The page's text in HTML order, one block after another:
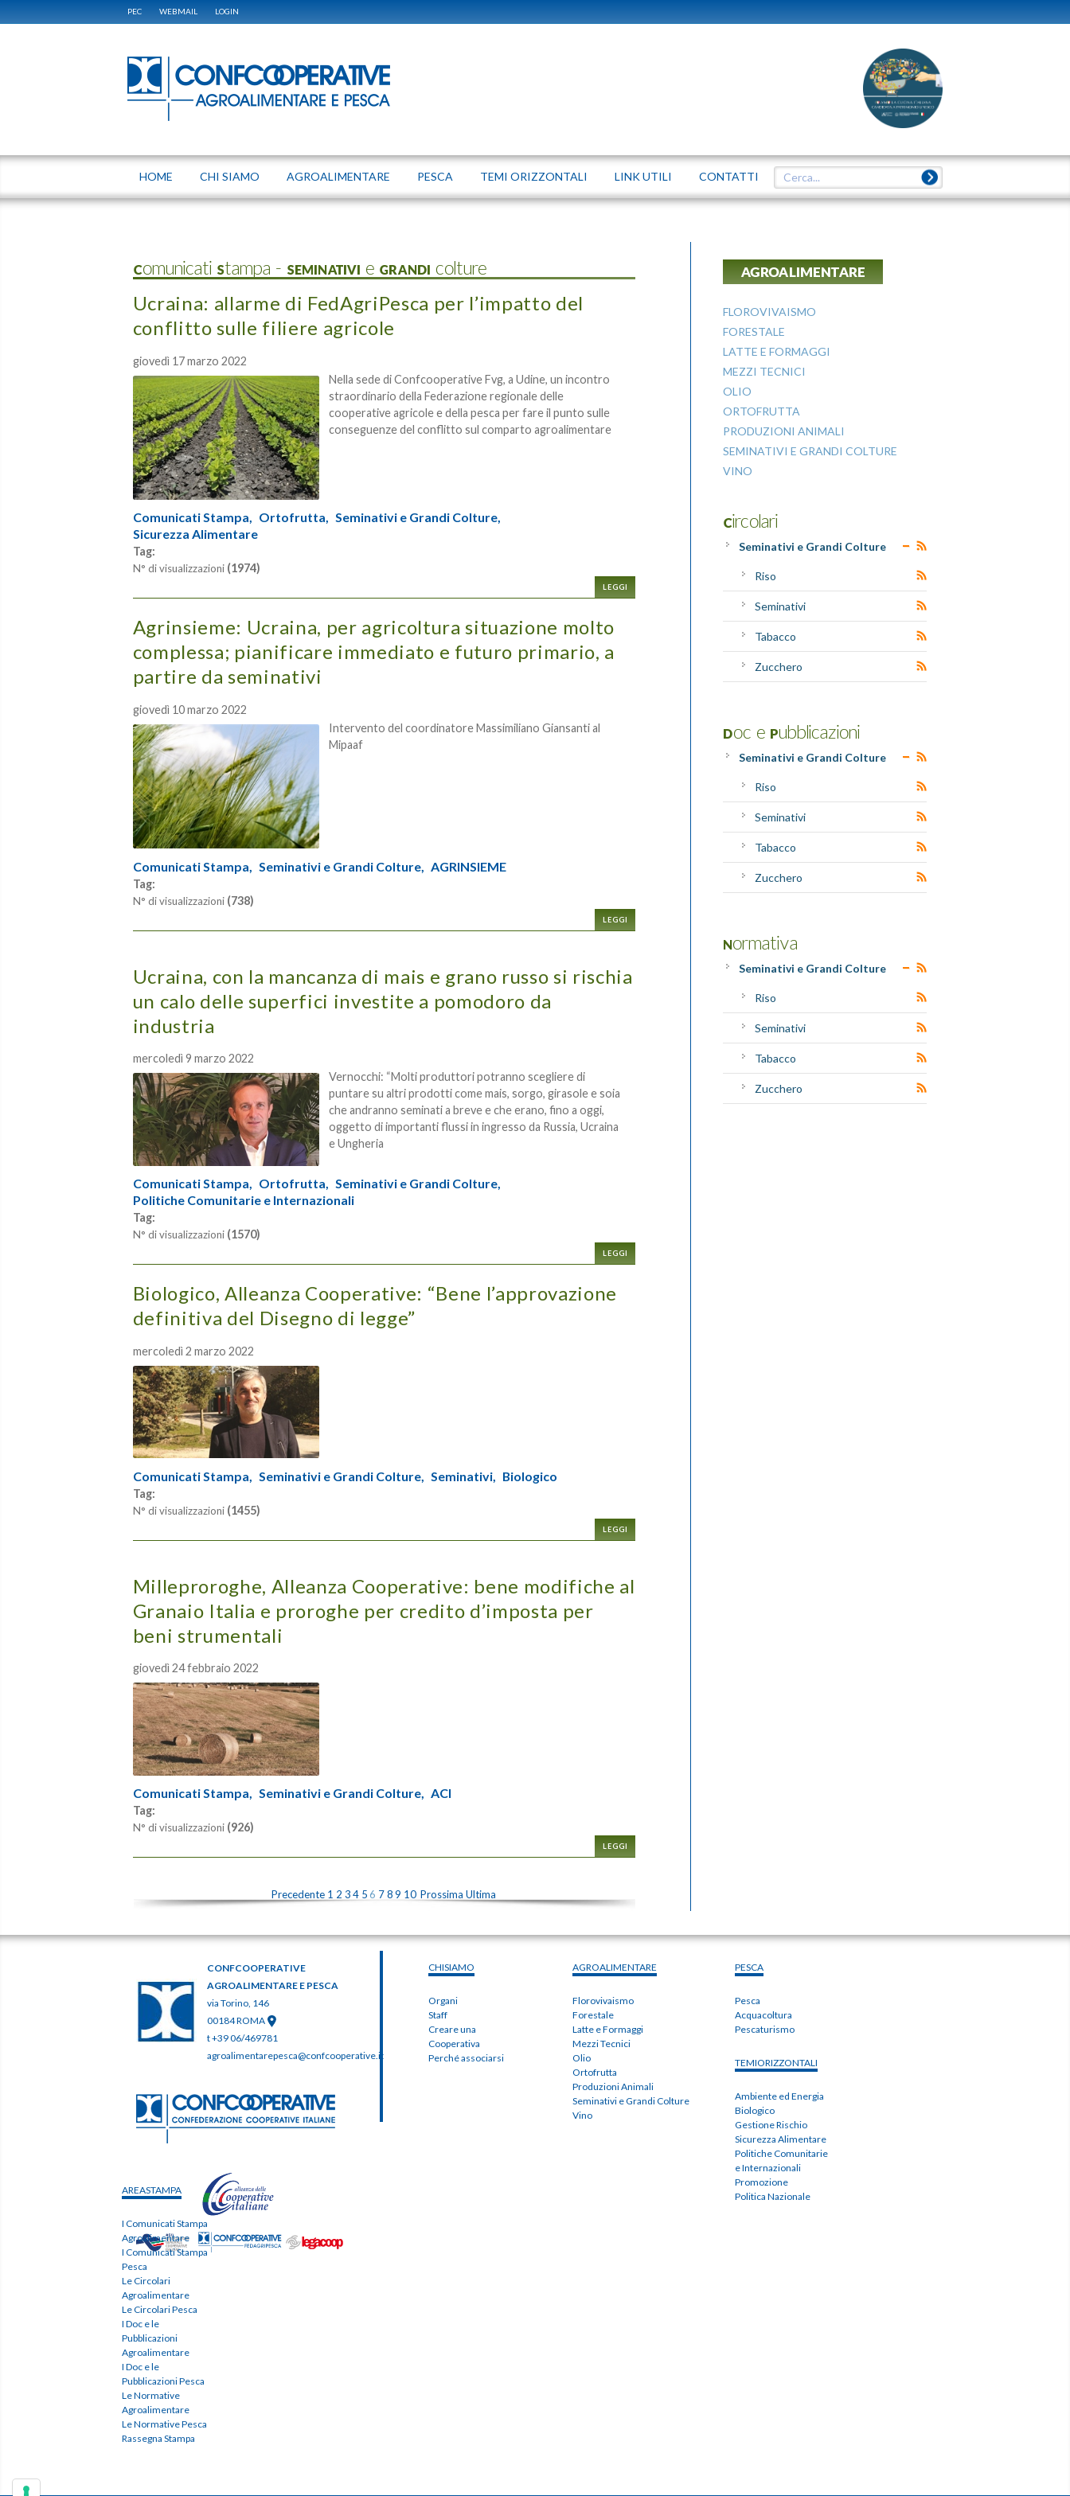
PEC WEBMAIL LOGIN
HOME CHI SIAMO AGROALIMENTARE PESCA TEMI ORIZZONTALI LINK UTILI CONTATTI
Comunicati Stampa - SEMINATIVI e GRANDI colture
Ucraina: allarme di FedAgriPesca per l’impatto del
conflitto sulle filiere agricole
giovedì 17 marzo 2022
Nella sede di Confcooperative Fvg, a Udine, un incontro
straordinario della Federazione regionale delle
cooperative agricole e della pesca per fare il punto sulle
conseguenze del conflitto sul comparto agroalimentare
Comunicati Stampa, Ortofrutta, Seminativi e Grandi Colture,
Sicurezza Alimentare
Tag:
N° di visualizzazioni (1974)
LEGGI
Agrinsieme: Ucraina, per agricoltura situazione molto
complessa; pianificare immediato e futuro primario, a
partire da seminativi
giovedì 10 marzo 2022
Intervento del coordinatore Massimiliano Giansanti al
Mipaaf
Comunicati Stampa, Seminativi e Grandi Colture, AGRINSIEME
Tag:
N° di visualizzazioni (738)
LEGGI
Ucraina, con la mancanza di mais e grano russo si rischia
un calo delle superfici investite a pomodoro da
industria
mercoledì 9 marzo 2022
Vernocchi: “Molti produttori potranno scegliere di
puntare su altri prodotti come mais, sorgo, girasole e soia
che andranno seminati a breve e che erano, fino a oggi,
oggetto di importanti flussi in ingresso da Russia, Ucraina
e Ungheria
Comunicati Stampa, Ortofrutta, Seminativi e Grandi Colture,
Politiche Comunitarie e Internazionali
Tag:
N° di visualizzazioni (1570)
LEGGI
Biologico, Alleanza Cooperative: “Bene l’approvazione
definitiva del Disegno di legge”
mercoledì 2 marzo 2022
Comunicati Stampa, Seminativi e Grandi Colture, Seminativi, Biologico
Tag:
N° di visualizzazioni (1455)
LEGGI
Milleproroghe, Alleanza Cooperative: bene modifiche al
Granaio Italia e proroghe per credito d’imposta per
beni strumentali
giovedì 24 febbraio 2022
Comunicati Stampa, Seminativi e Grandi Colture, ACI
Tag:
N° di visualizzazioni (926)
LEGGI
Precedente 1 2 34 5 6 789 10 Prossima Ultima
AGROALIMENTARE
FLOROVIVAISMO
FORESTALE
LATTE E FORMAGGI
MEZZI TECNICI
OLIO
ORTOFRUTTA
PRODUZIONI ANIMALI
SEMINATIVI E GRANDI COLTURE
VINO
Circolari
Seminativi e Grandi Colture
Riso
Seminativi
Tabacco
Zucchero
Doc e Pubblicazioni
Seminativi e Grandi Colture
Riso
Seminativi
Tabacco
Zucchero
Normativa
Seminativi e Grandi Colture
Riso
Seminativi
Tabacco
Zucchero
CONFCOOPERATIVE
AGROALIMENTARE E PESCA
via Torino, 146
00184 ROMA
t +39 06/469781
agroalimentarepesca@confcooperative.it
CHISIAMO
Organi
Staff
Creare una
Cooperativa
Perché associarsi
AGROALIMENTARE
Florovivaismo
Forestale
Latte e Formaggi
Mezzi Tecnici
Olio
Ortofrutta
Produzioni Animali
Seminativi e Grandi Colture
Vino
PESCA
Pesca
Acquacoltura
Pescaturismo
TEMIORIZZONTALI
Ambiente ed Energia
Biologico
Gestione Rischio
Sicurezza Alimentare
Politiche Comunitarie
e Internazionali
Promozione
Politica Nazionale
AREASTAMPA
I Comunicati Stampa
Agroalimentare
I Comunicati Stampa
Pesca
Le Circolari
Agroalimentare
Le Circolari Pesca
I Doc e le
Pubblicazioni
Agroalimentare
I Doc e le
Pubblicazioni Pesca
Le Normative
Agroalimentare
Le Normative Pesca
Rassegna Stampa